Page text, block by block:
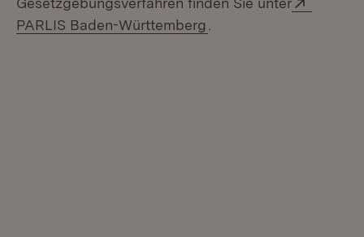
PARLIS Baden-Württemberg